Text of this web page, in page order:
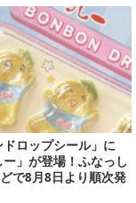
ドロップシール」に
ー」が登場！ふなっし
で8月8日より順次発